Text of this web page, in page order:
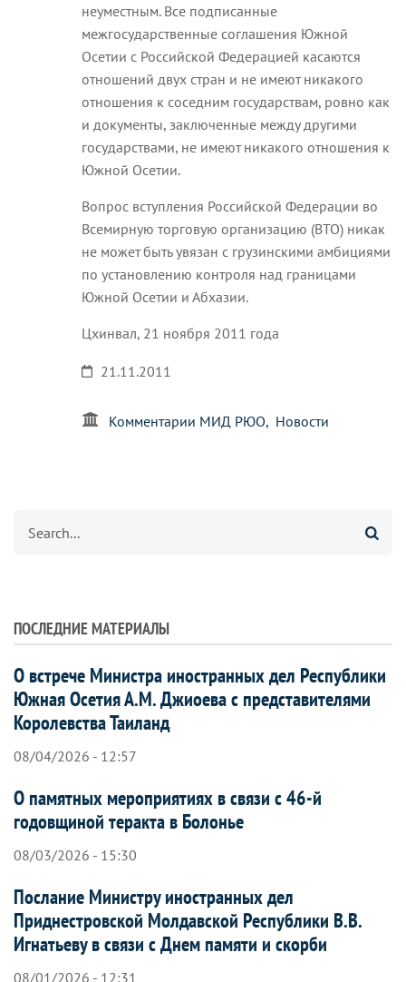
неуместным. Все подписанные
межгосударственные соглашения Южной
Осетии с Российской Федерацией касаются
отношений двух стран и не имеют никакого
отношения к соседним государствам, ровно как
и документы, заключенные между другими
государствами, не имеют никакого отношения к
Южной Осетии.
Вопрос вступления Российской Федерации во
Всемирную торговую организацию (ВТО) никак
не может быть увязан с грузинскими амбициями
по установлению контроля над границами
Южной Осетии и Абхазии.
Цхинвал, 21 ноября 2011 года
21.11.2011
Комментарии МИД РЮО Новости
ПОСЛЕДНИЕ МАТЕРИАЛЫ
О встрече Министра иностранных дел Республики
Южная Осетия А.М. Джиоева с представителями
Королевства Таиланд
08/04/2026 - 12:57
О памятных мероприятиях в связи с 46-й
годовщиной теракта в Болонье
08/03/2026 - 15:30
Послание Министру иностранных дел
Приднестровской Молдавской Республики В.В.
Игнатьеву в связи с Днем памяти и скорби
08/01/2026 - 12:31